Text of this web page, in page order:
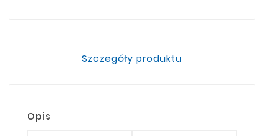
Szczegóły produktu
Opis